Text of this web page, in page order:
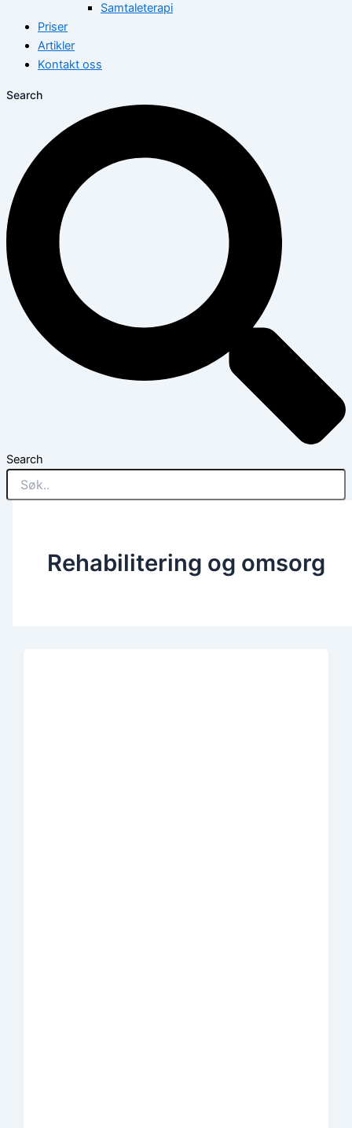
Samtaleterapi
Priser
Artikler
Kontakt oss
Search
Search
Rehabilitering og omsorg